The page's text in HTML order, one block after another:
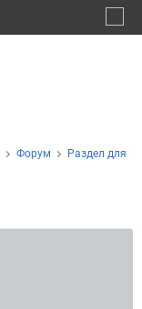
Форум
Раздел для